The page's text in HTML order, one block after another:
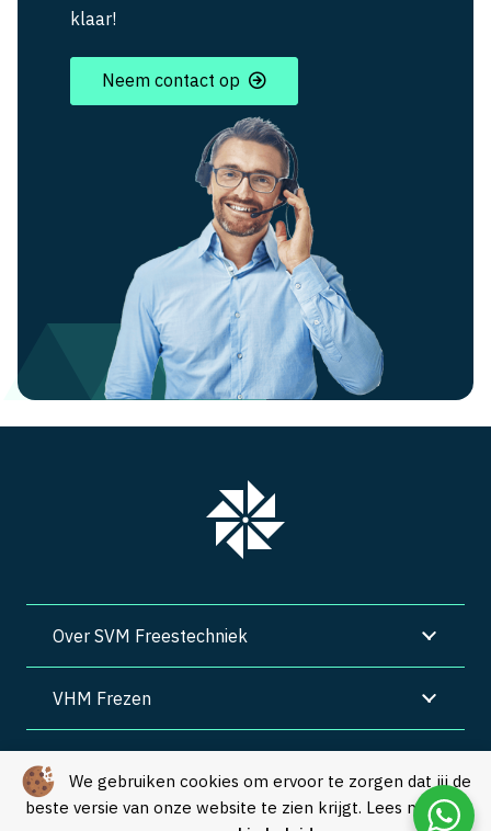
We gebruiken cookies om ervoor te zorgen dat jij de
beste versie van onze website te zien krijgt. Lees meer in
klaar!
Neem contact op
Over SVM Freestechniek
VHM Frezen
Algemene voorwaarden | Privacy